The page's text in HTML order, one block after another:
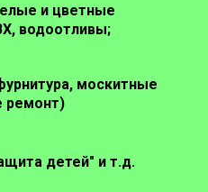
и цветные
водоотливы;
москитные
ремонт)
детей" и т.д.